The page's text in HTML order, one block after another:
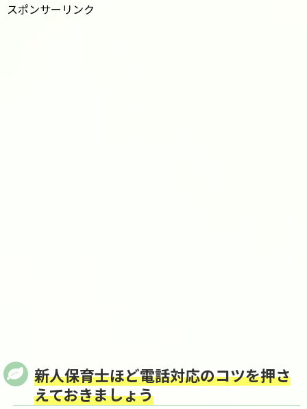
スポンサーリンク
新人保育士ほど電話対応のコツを押さ
えておきましょう